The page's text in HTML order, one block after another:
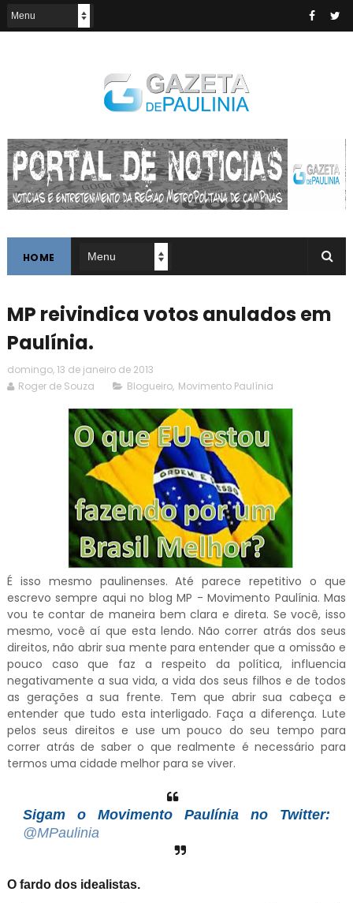
HOME
MP reivindica votos anulados em
Paulínia.
domingo, 13 de janeiro de 2013
Roger de Souza
Blogueiro, Movimento Paulínia
É isso mesmo paulinenses. Até parece repetitivo o que
escrevo sempre aqui no blog MP - Movimento Paulínia. Mas
vou te contar de maneira bem clara e direta. Se você, isso
mesmo, você aí que esta lendo. Não correr atrás dos seus
direitos, não abrir sua mente para entender que a omissão e
pouco caso que faz a respeito da política, influencia
negativamente a sua vida, a vida dos seus filhos e de todos
as gerações a sua frente. Tem que abrir sua cabeça e
entender que tudo esta interligado. Faça a diferença. Lute
pelos seus direitos e use um pouco do seu tempo para
correr atrás de saber o que realmente é necessário para
termos uma cidade melhor para se viver.
Sigam o Movimento Paulínia no Twitter:
@MPaulinia
O fardo dos idealistas.